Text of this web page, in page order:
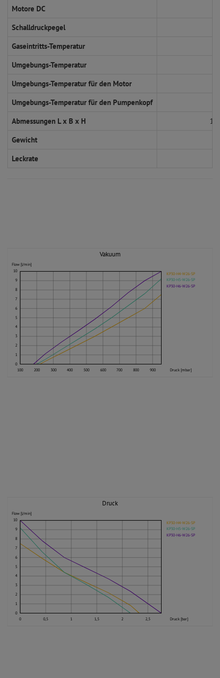
Motore DC
Schalldruckpegel
Gaseintritts-Temperatur
Umgebungs-Temperatur
Umgebungs-Temperatur für den Motor
Umgebungs-Temperatur für den Pumpenkopf
Abmessungen L x B x H
Gewicht
Leckrate
Vakuum
Flow [l/min]
Druck [mbar]
100 200 300 400 500 600 700 800 900
0
1
2
3
4
5
6
7
8
9
10
KP30-H4-W26-SP
KP30-H5-W26-SP
KP30-H6-W26-SP
Druck
Flow [l/min]
Druck [bar]
0 0,5 1 1,5 2 2,5
0
1
2
3
4
5
6
7
8
9
10
KP30-H4-W26-SP
KP30-H5-W26-SP
KP30-H6-W26-SP